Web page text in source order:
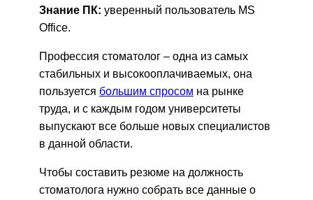
Знание ПК: уверенный пользователь MS
Office.
Профессия стоматолог – одна из самых
стабильных и высокооплачиваемых, она
пользуется большим спросом на рынке
труда, и с каждым годом университеты
выпускают все больше новых специалистов
в данной области.
Чтобы составить резюме на должность
стоматолога нужно собрать все данные о